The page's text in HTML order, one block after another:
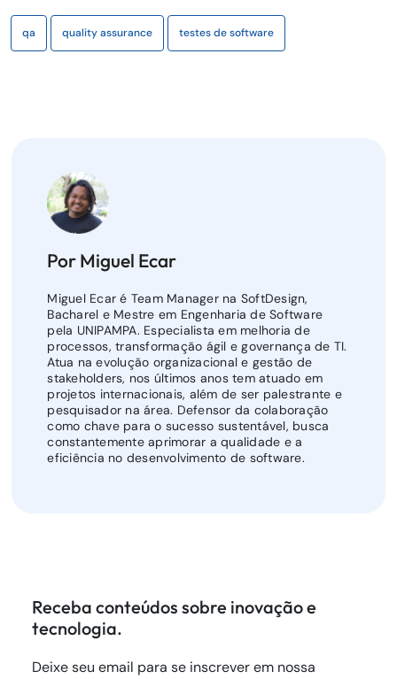
qa quality assurance testes de software
Por Miguel Ecar
Miguel Ecar é Team Manager na SoftDesign,
Bacharel e Mestre em Engenharia de Software
pela UNIPAMPA. Especialista em melhoria de
processos, transformação ágil e governança de TI.
Atua na evolução organizacional e gestão de
stakeholders, nos últimos anos tem atuado em
projetos internacionais, além de ser palestrante e
pesquisador na área. Defensor da colaboração
como chave para o sucesso sustentável, busca
constantemente aprimorar a qualidade e a
eficiência no desenvolvimento de software.
Receba conteúdos sobre inovação e
tecnologia.
Deixe seu email para se inscrever em nossa